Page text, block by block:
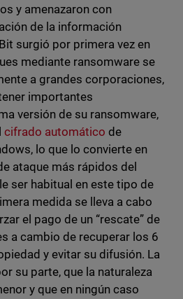
y amenazaron con
de la información
surgió por primera vez en
mediante ransomware se
a grandes corporaciones,
importantes
versión de su ransomware,
cifrado automático de
lo que lo convierte en
ataque más rápidos del
ser habitual en este tipo de
medida se lleva a cabo
el pago de un “rescate” de
a cambio de recuperar los 6
y evitar su difusión. La
su parte, que la naturaleza
y que en ningún caso